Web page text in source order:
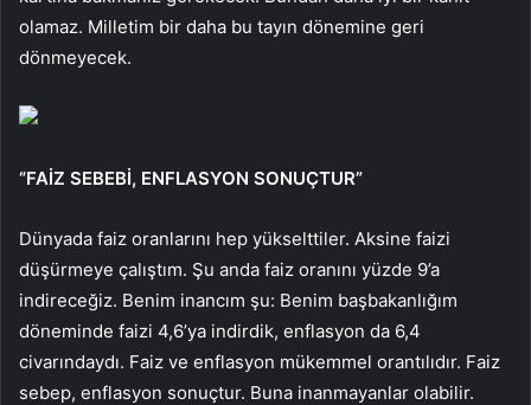
olamaz. Milletim bir daha bu tayın dönemine geri
dönmeyecek.
“FAİZ SEBEBİ, ENFLASYON SONUÇTUR”
Dünyada faiz oranlarını hep yükselttiler. Aksine faizi
düşürmeye çalıştım. Şu anda faiz oranını yüzde 9’a
indireceğiz. Benim inancım şu: Benim başbakanlığım
döneminde faizi 4,6’ya indirdik, enflasyon da 6,4
civarındaydı. Faiz ve enflasyon mükemmel orantılıdır. Faiz
sebep, enflasyon sonuçtur. Buna inanmayanlar olabilir.